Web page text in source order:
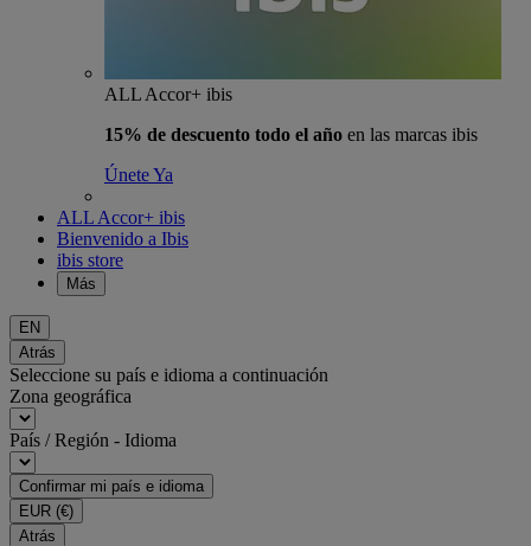
ALL Accor+ ibis
15% de descuento todo el año en las marcas ibis
Únete Ya
ALL Accor+ ibis
Bienvenido a Ibis
ibis store
Más
EN
Atrás
Seleccione su país e idioma a continuación
Zona geográfica
País / Región - Idioma
Confirmar mi país e idioma
EUR (€)
Atrás